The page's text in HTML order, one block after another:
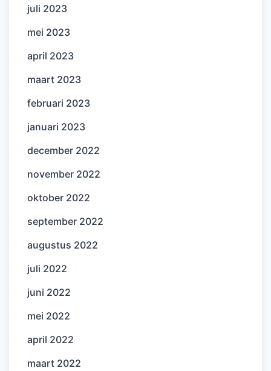
juli 2023
mei 2023
april 2023
maart 2023
februari 2023
januari 2023
december 2022
november 2022
oktober 2022
september 2022
augustus 2022
juli 2022
juni 2022
mei 2022
april 2022
maart 2022